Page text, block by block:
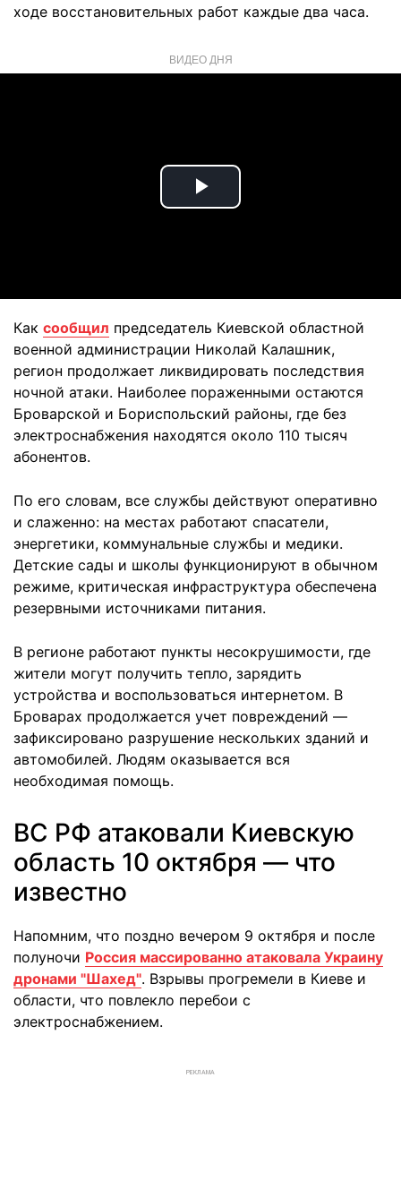
ходе восстановительных работ каждые два часа.
ВИДЕО ДНЯ
Play
Как сообщил председатель Киевской областной
военной администрации Николай Калашник,
регион продолжает ликвидировать последствия
ночной атаки. Наиболее пораженными остаются
Броварской и Бориспольский районы, где без
электроснабжения находятся около 110 тысяч
абонентов.
По его словам, все службы действуют оперативно
и слаженно: на местах работают спасатели,
энергетики, коммунальные службы и медики.
Детские сады и школы функционируют в обычном
режиме, критическая инфраструктура обеспечена
резервными источниками питания.
В регионе работают пункты несокрушимости, где
жители могут получить тепло, зарядить
устройства и воспользоваться интернетом. В
Броварах продолжается учет повреждений —
зафиксировано разрушение нескольких зданий и
автомобилей. Людям оказывается вся
необходимая помощь.
ВС РФ атаковали Киевскую
область 10 октября — что
известно
Напомним, что поздно вечером 9 октября и после
полуночи Россия массированно атаковала Украину
дронами "Шахед". Взрывы прогремели в Киеве и
области, что повлекло перебои с
электроснабжением.
РЕКЛАМА